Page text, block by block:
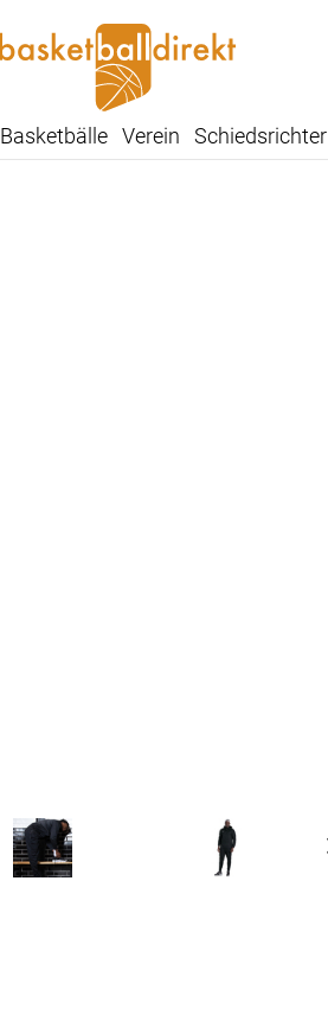
Basketbälle Verein Schiedsrichter